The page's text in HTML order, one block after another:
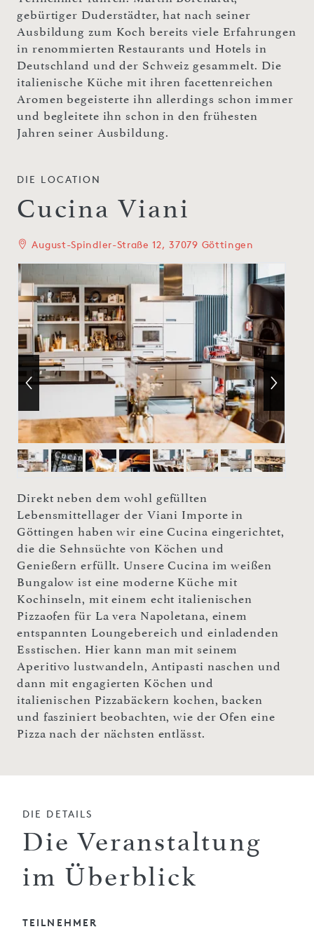
gebürtiger Duderstädter, hat nach seiner
Ausbildung zum Koch bereits viele Erfahrungen
in renommierten Restaurants und Hotels in
Deutschland und der Schweiz gesammelt. Die
italienische Küche mit ihren facettenreichen
Aromen begeisterte ihn allerdings schon immer
und begleitete ihn schon in den frühesten
Jahren seiner Ausbildung.
DIE LOCATION
Cucina Viani
August-Spindler-Straße 12, 37079 Göttingen
Direkt neben dem wohl gefüllten
Lebensmittellager der Viani Importe in
Göttingen haben wir eine Cucina eingerichtet,
die die Sehnsüchte von Köchen und
Genießern erfüllt. Unsere Cucina im weißen
Bungalow ist eine moderne Küche mit
Kochinseln, mit einem echt italienischen
Pizzaofen für La vera Napoletana, einem
entspannten Loungebereich und einladenden
Esstischen. Hier kann man mit seinem
Aperitivo lustwandeln, Antipasti naschen und
dann mit engagierten Köchen und
italienischen Pizzabäckern kochen, backen
und fasziniert beobachten, wie der Ofen eine
Pizza nach der nächsten entlässt.
DIE DETAILS
Die Veranstaltung
im Überblick
TEILNEHMER